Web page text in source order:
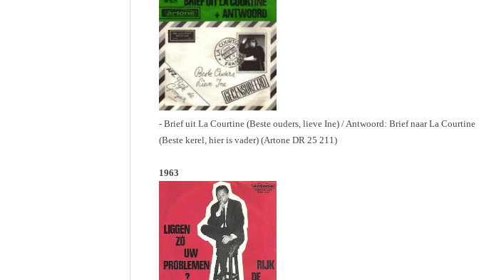
- Brief uit La Courtine (Beste ouders, lieve Ine) / Antwoord: Brief naar La Courtine
(Beste kerel, hier is vader) (Artone DR 25 211)
1963